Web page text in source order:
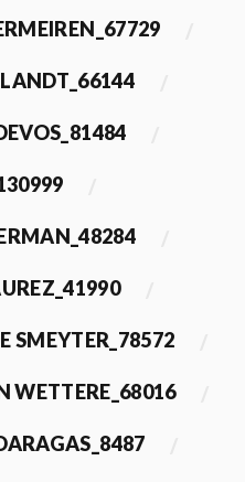
SMEYTER_78572
WETTERE_68016